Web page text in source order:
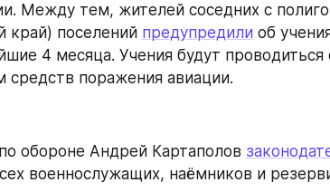
Между тем, жителей соседних с
край) поселений предупредили об
4 месяца. Учения будут проводиться
поражения авиации.
обороне Андрей Картаполов